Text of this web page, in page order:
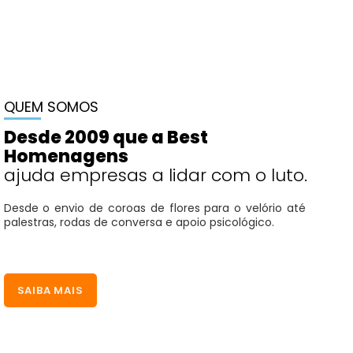
QUEM SOMOS
Desde 2009 que a Best
Homenagens
ajuda empresas a lidar com o luto.
Desde o envio de coroas de flores para o velório até
palestras, rodas de conversa e apoio psicológico.
SAIBA MAIS